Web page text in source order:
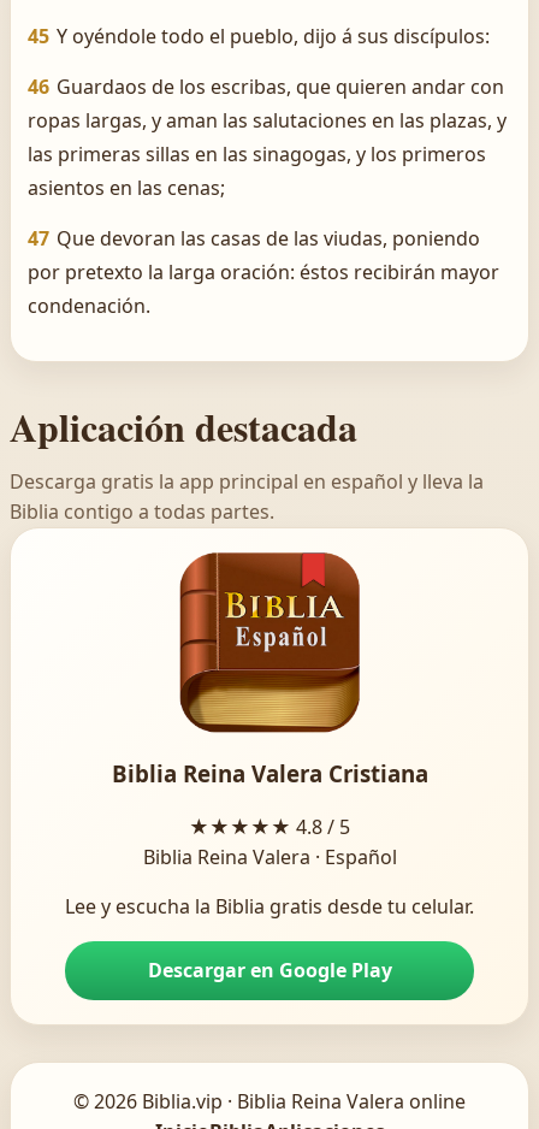
45 Y oyéndole todo el pueblo, dijo á sus discípulos:
46 Guardaos de los escribas, que quieren andar con
ropas largas, y aman las salutaciones en las plazas, y
las primeras sillas en las sinagogas, y los primeros
asientos en las cenas;
47 Que devoran las casas de las viudas, poniendo
por pretexto la larga oración: éstos recibirán mayor
condenación.
Aplicación destacada
Descarga gratis la app principal en español y lleva la
Biblia contigo a todas partes.
Biblia Reina Valera Cristiana
★★★★★ 4.8 / 5
Biblia Reina Valera · Español
Lee y escucha la Biblia gratis desde tu celular.
Descargar en Google Play
© 2026 Biblia.vip · Biblia Reina Valera online